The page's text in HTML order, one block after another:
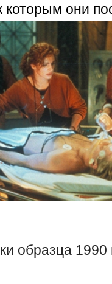
они
образца 1990